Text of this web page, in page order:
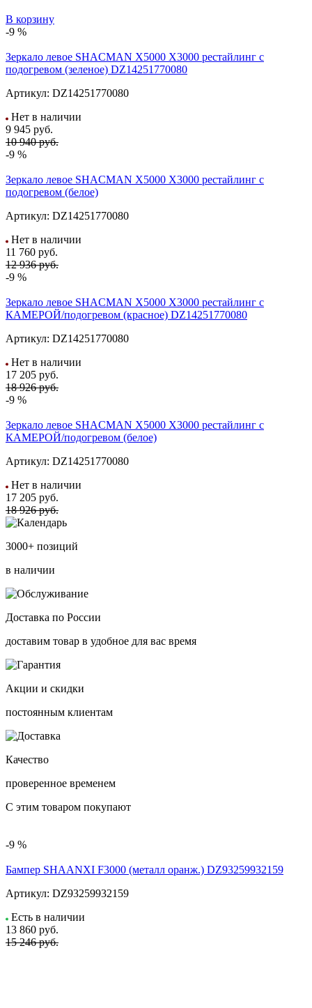
В корзину
-9 %
Зеркало левое SHACMAN X5000 X3000 рестайлинг с
подогревом (зеленое) DZ14251770080
Артикул: DZ14251770080
Нет в наличии
9 945 руб.
10 940 руб.
-9 %
Зеркало левое SHACMAN X5000 X3000 рестайлинг с
подогревом (белое)
Артикул: DZ14251770080
Нет в наличии
11 760 руб.
12 936 руб.
-9 %
Зеркало левое SHACMAN X5000 X3000 рестайлинг с
КАМЕРОЙ/подогревом (красное) DZ14251770080
Артикул: DZ14251770080
Нет в наличии
17 205 руб.
18 926 руб.
-9 %
Зеркало левое SHACMAN X5000 X3000 рестайлинг с
КАМЕРОЙ/подогревом (белое)
Артикул: DZ14251770080
Нет в наличии
17 205 руб.
18 926 руб.
3000+ позиций
в наличии
Доставка по России
доставим товар в удобное для вас время
Акции и скидки
постоянным клиентам
Качество
проверенное временем
С этим товаром покупают
-9 %
Бампер SHAANXI F3000 (металл оранж.) DZ93259932159
Артикул: DZ93259932159
Есть в наличии
13 860 руб.
15 246 руб.